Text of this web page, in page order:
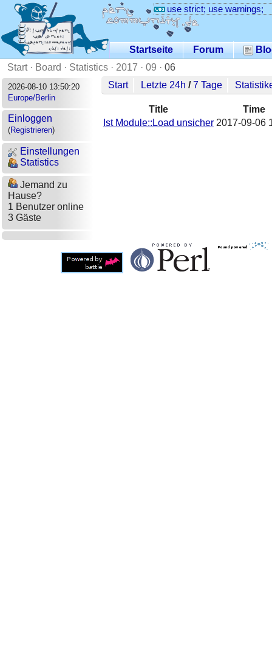
use strict; use warnings;
Startseite Forum
Start· Board · Statistics · 2017 · 09 · 06
2026-08-10 13:50:20
Europe/Berlin
Einloggen
(Registrieren)
Einstellungen
Statistics
Jemand zu
Hause?
1 Benutzer online
3 Gäste
Start Letzte 24h /7 Tage
Title
Time
Ist Module::Load unsicher 2017-09-06